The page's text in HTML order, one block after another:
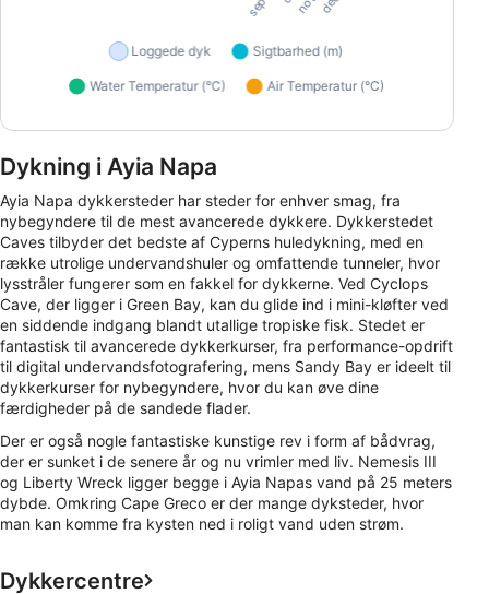
Dykning i Ayia Napa
Ayia Napa dykkersteder har steder for enhver smag, fra
nybegyndere til de mest avancerede dykkere. Dykkerstedet
Caves tilbyder det bedste af Cyperns huledykning, med en
række utrolige undervandshuler og omfattende tunneler, hvor
lysstråler fungerer som en fakkel for dykkerne. Ved Cyclops
Cave, der ligger i Green Bay, kan du glide ind i mini-kløfter ved
en siddende indgang blandt utallige tropiske fisk. Stedet er
fantastisk til avancerede dykkerkurser, fra performance-opdrift
til digital undervandsfotografering, mens Sandy Bay er ideelt til
dykkerkurser for nybegyndere, hvor du kan øve dine
færdigheder på de sandede flader.
Der er også nogle fantastiske kunstige rev i form af bådvrag,
der er sunket i de senere år og nu vrimler med liv. Nemesis III
og Liberty Wreck ligger begge i Ayia Napas vand på 25 meters
dybde. Omkring Cape Greco er der mange dyksteder, hvor
man kan komme fra kysten ned i roligt vand uden strøm.
Dykkercentre